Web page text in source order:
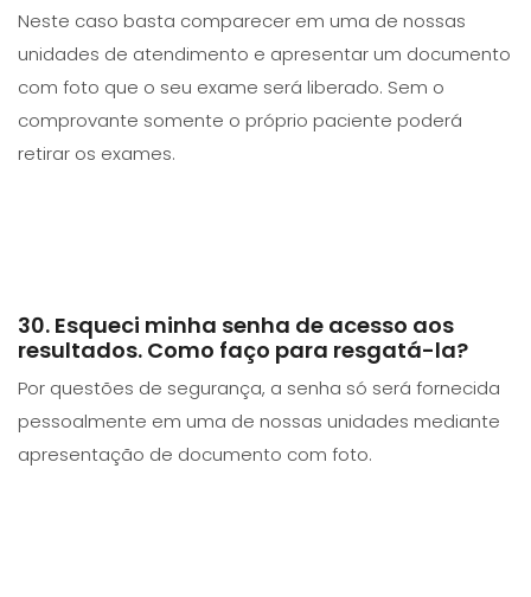
Neste caso basta comparecer em uma de nossas
unidades de atendimento e apresentar um documento
com foto que o seu exame será liberado. Sem o
comprovante somente o próprio paciente poderá
retirar os exames.
30. Esqueci minha senha de acesso aos
resultados. Como faço para resgatá-la?
Por questões de segurança, a senha só será fornecida
pessoalmente em uma de nossas unidades mediante
apresentação de documento com foto.